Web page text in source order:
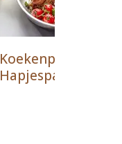
Koekenpannen &
Hapjespannen